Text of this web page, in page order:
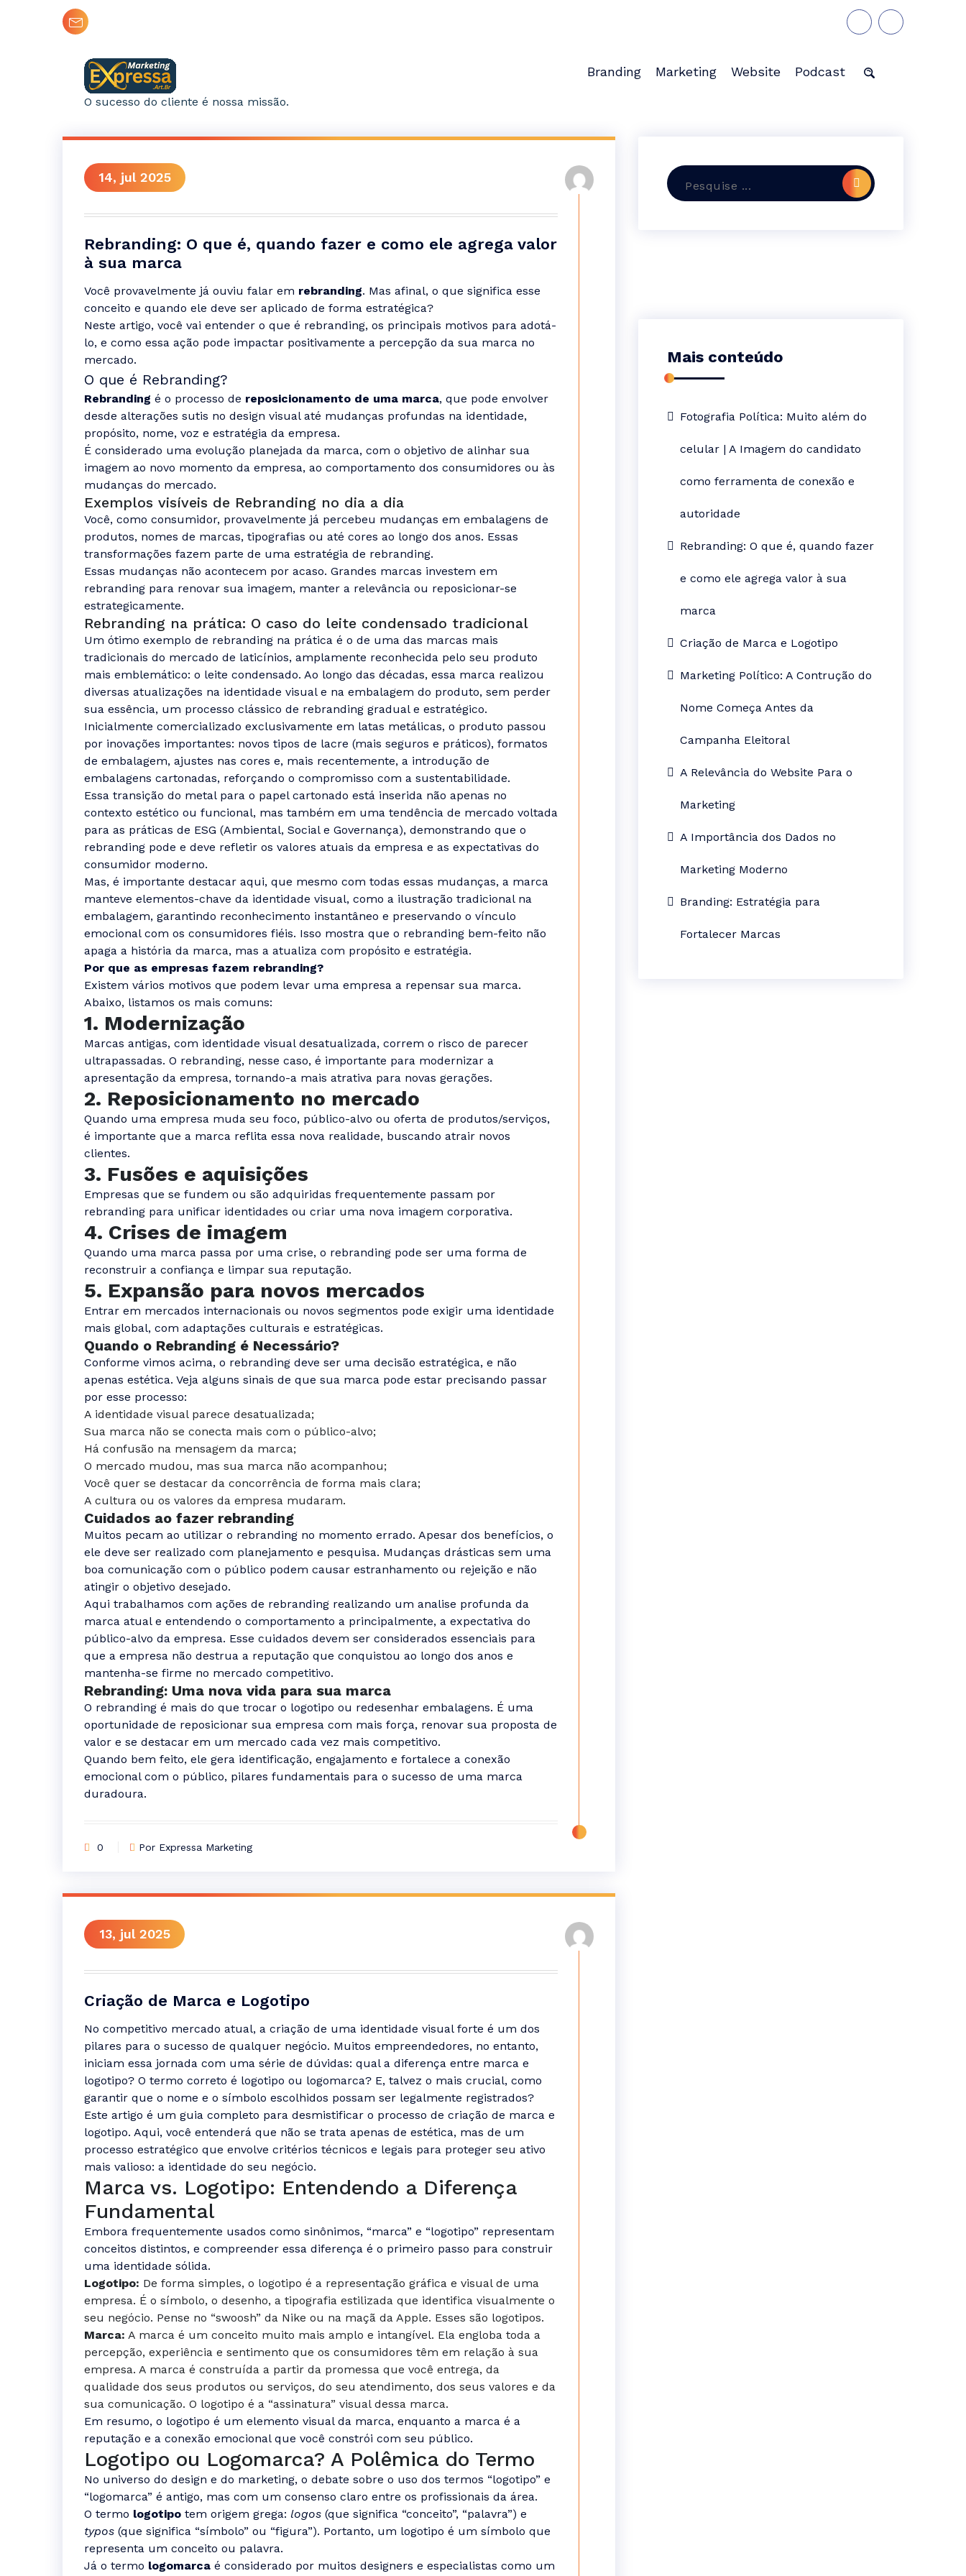
O sucesso do cliente é nossa missão.
Branding Marketing Website Podcast
14, jul 2025
Rebranding: O que é, quando fazer e como ele agrega valor
à sua marca
Você provavelmente já ouviu falar em rebranding. Mas afinal, o que significa esse
conceito e quando ele deve ser aplicado de forma estratégica?
Neste artigo, você vai entender o que é rebranding, os principais motivos para adotá-
lo, e como essa ação pode impactar positivamente a percepção da sua marca no
mercado.
O que é Rebranding?
Rebranding é o processo de reposicionamento de uma marca, que pode envolver
desde alterações sutis no design visual até mudanças profundas na identidade,
propósito, nome, voz e estratégia da empresa.
É considerado uma evolução planejada da marca, com o objetivo de alinhar sua
imagem ao novo momento da empresa, ao comportamento dos consumidores ou às
mudanças do mercado.
Exemplos visíveis de Rebranding no dia a dia
Você, como consumidor, provavelmente já percebeu mudanças em embalagens de
produtos, nomes de marcas, tipografias ou até cores ao longo dos anos. Essas
transformações fazem parte de uma estratégia de rebranding.
Essas mudanças não acontecem por acaso. Grandes marcas investem em
rebranding para renovar sua imagem, manter a relevância ou reposicionar-se
estrategicamente.
Rebranding na prática: O caso do leite condensado tradicional
Um ótimo exemplo de rebranding na prática é o de uma das marcas mais
tradicionais do mercado de laticínios, amplamente reconhecida pelo seu produto
mais emblemático: o leite condensado. Ao longo das décadas, essa marca realizou
diversas atualizações na identidade visual e na embalagem do produto, sem perder
sua essência, um processo clássico de rebranding gradual e estratégico.
Inicialmente comercializado exclusivamente em latas metálicas, o produto passou
por inovações importantes: novos tipos de lacre (mais seguros e práticos), formatos
de embalagem, ajustes nas cores e, mais recentemente, a introdução de
embalagens cartonadas, reforçando o compromisso com a sustentabilidade.
Essa transição do metal para o papel cartonado está inserida não apenas no
contexto estético ou funcional, mas também em uma tendência de mercado voltada
para as práticas de ESG (Ambiental, Social e Governança), demonstrando que o
rebranding pode e deve refletir os valores atuais da empresa e as expectativas do
consumidor moderno.
Mas, é importante destacar aqui, que mesmo com todas essas mudanças, a marca
manteve elementos-chave da identidade visual, como a ilustração tradicional na
embalagem, garantindo reconhecimento instantâneo e preservando o vínculo
emocional com os consumidores fiéis. Isso mostra que o rebranding bem-feito não
apaga a história da marca, mas a atualiza com propósito e estratégia.
Por que as empresas fazem rebranding?
Existem vários motivos que podem levar uma empresa a repensar sua marca.
Abaixo, listamos os mais comuns:
1. Modernização
Marcas antigas, com identidade visual desatualizada, correm o risco de parecer
ultrapassadas. O rebranding, nesse caso, é importante para modernizar a
apresentação da empresa, tornando-a mais atrativa para novas gerações.
2. Reposicionamento no mercado
Quando uma empresa muda seu foco, público-alvo ou oferta de produtos/serviços,
é importante que a marca reflita essa nova realidade, buscando atrair novos
clientes.
3. Fusões e aquisições
Empresas que se fundem ou são adquiridas frequentemente passam por
rebranding para unificar identidades ou criar uma nova imagem corporativa.
4. Crises de imagem
Quando uma marca passa por uma crise, o rebranding pode ser uma forma de
reconstruir a confiança e limpar sua reputação.
5. Expansão para novos mercados
Entrar em mercados internacionais ou novos segmentos pode exigir uma identidade
mais global, com adaptações culturais e estratégicas.
Quando o Rebranding é Necessário?
Conforme vimos acima, o rebranding deve ser uma decisão estratégica, e não
apenas estética. Veja alguns sinais de que sua marca pode estar precisando passar
por esse processo:
A identidade visual parece desatualizada;
Sua marca não se conecta mais com o público-alvo;
Há confusão na mensagem da marca;
O mercado mudou, mas sua marca não acompanhou;
Você quer se destacar da concorrência de forma mais clara;
A cultura ou os valores da empresa mudaram.
Cuidados ao fazer rebranding
Muitos pecam ao utilizar o rebranding no momento errado. Apesar dos benefícios, o
ele deve ser realizado com planejamento e pesquisa. Mudanças drásticas sem uma
boa comunicação com o público podem causar estranhamento ou rejeição e não
atingir o objetivo desejado.
Aqui trabalhamos com ações de rebranding realizando um analise profunda da
marca atual e entendendo o comportamento a principalmente, a expectativa do
público-alvo da empresa. Esse cuidados devem ser considerados essenciais para
que a empresa não destrua a reputação que conquistou ao longo dos anos e
mantenha-se firme no mercado competitivo.
Rebranding: Uma nova vida para sua marca
O rebranding é mais do que trocar o logotipo ou redesenhar embalagens. É uma
oportunidade de reposicionar sua empresa com mais força, renovar sua proposta de
valor e se destacar em um mercado cada vez mais competitivo.
Quando bem feito, ele gera identificação, engajamento e fortalece a conexão
emocional com o público, pilares fundamentais para o sucesso de uma marca
duradoura.
0 Por Expressa Marketing
13, jul 2025
Criação de Marca e Logotipo
No competitivo mercado atual, a criação de uma identidade visual forte é um dos
pilares para o sucesso de qualquer negócio. Muitos empreendedores, no entanto,
iniciam essa jornada com uma série de dúvidas: qual a diferença entre marca e
logotipo? O termo correto é logotipo ou logomarca? E, talvez o mais crucial, como
garantir que o nome e o símbolo escolhidos possam ser legalmente registrados?
Este artigo é um guia completo para desmistificar o processo de criação de marca e
logotipo. Aqui, você entenderá que não se trata apenas de estética, mas de um
processo estratégico que envolve critérios técnicos e legais para proteger seu ativo
mais valioso: a identidade do seu negócio.
Marca vs. Logotipo: Entendendo a Diferença
Fundamental
Embora frequentemente usados como sinônimos, “marca” e “logotipo” representam
conceitos distintos, e compreender essa diferença é o primeiro passo para construir
uma identidade sólida.
Logotipo: De forma simples, o logotipo é a representação gráfica e visual de uma
empresa. É o símbolo, o desenho, a tipografia estilizada que identifica visualmente o
seu negócio. Pense no “swoosh” da Nike ou na maçã da Apple. Esses são logotipos.
Marca: A marca é um conceito muito mais amplo e intangível. Ela engloba toda a
percepção, experiência e sentimento que os consumidores têm em relação à sua
empresa. A marca é construída a partir da promessa que você entrega, da
qualidade dos seus produtos ou serviços, do seu atendimento, dos seus valores e da
sua comunicação. O logotipo é a “assinatura” visual dessa marca.
Em resumo, o logotipo é um elemento visual da marca, enquanto a marca é a
reputação e a conexão emocional que você constrói com seu público.
Logotipo ou Logomarca? A Polêmica do Termo
No universo do design e do marketing, o debate sobre o uso dos termos “logotipo” e
“logomarca” é antigo, mas com um consenso claro entre os profissionais da área.
O termo logotipo tem origem grega: logos (que significa “conceito”, “palavra”) e
typos (que significa “símbolo” ou “figura”). Portanto, um logotipo é um símbolo que
representa um conceito ou palavra.
Já o termo logomarca é considerado por muitos designers e especialistas como um
Pesquisar
Mais conteúdo
Fotografia Política: Muito além do
celular | A Imagem do candidato
como ferramenta de conexão e
autoridade
Rebranding: O que é, quando fazer
e como ele agrega valor à sua
marca
Criação de Marca e Logotipo
Marketing Político: A Contrução do
Nome Começa Antes da
Campanha Eleitoral
A Relevância do Website Para o
Marketing
A Importância dos Dados no
Marketing Moderno
Branding: Estratégia para
Fortalecer Marcas